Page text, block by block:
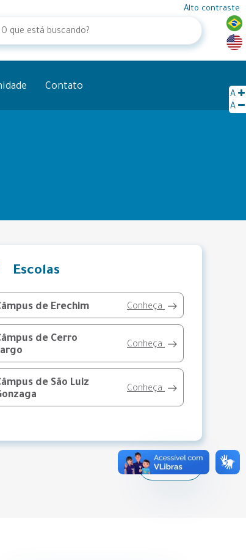
Alto contraste
A
A
Contato
Escolas
de Erechim Conheça
de Cerro
Conheça
de São Luiz
Conheça
Voltar